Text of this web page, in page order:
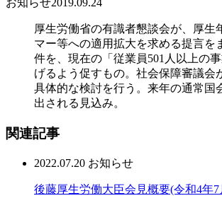
お知らせ2019.09.24
厚生労働省の有識者懇談会が、厚生
マー等への適用拡大を求める提言を
件を、現在の「従業員501人以上の
げるよう促すもの。社会保障審議会
具体的な検討を行う。来年の通常国
出される見込み。
関連記事
2022.07.20 お知らせ
後藤厚生労働大臣会見概要(令和4年7